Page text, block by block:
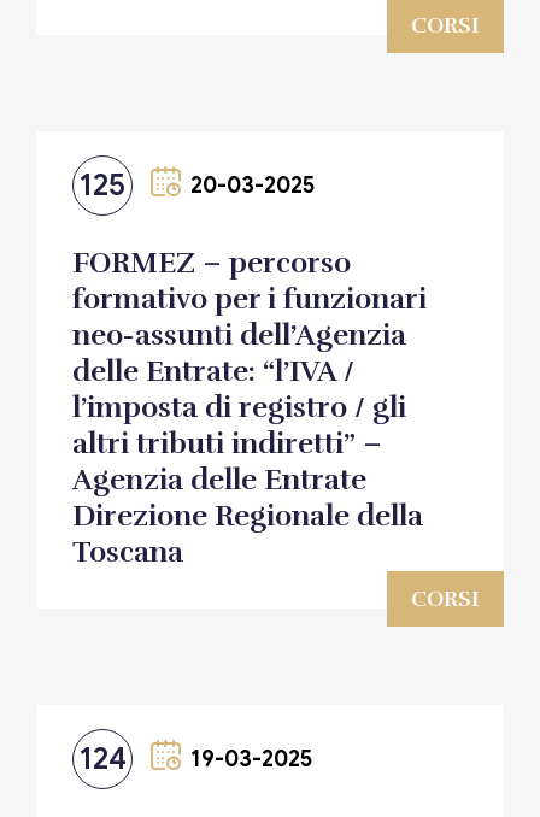
CORSI
125 20-03-2025
CORSI
FORMEZ – percorso
formativo per i funzionari
neo-assunti dell’Agenzia
delle Entrate: “l’IVA /
l’imposta di registro / gli
altri tributi indiretti” –
Agenzia delle Entrate
Direzione Regionale della
Toscana
124 19-03-2025